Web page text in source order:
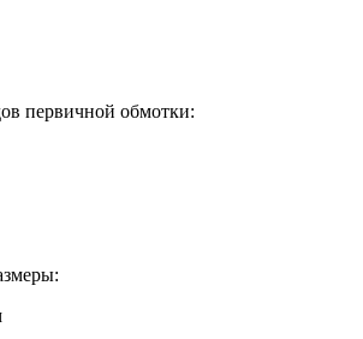
первичной обмотки: